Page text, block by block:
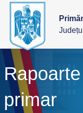
primar